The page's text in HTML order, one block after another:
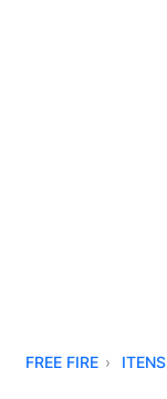
FREE FIRE ITENS